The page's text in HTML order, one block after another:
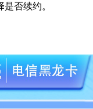
否续约。